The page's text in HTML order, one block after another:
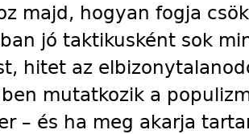
majd, hogyan fogja
jó taktikusként sok
hitet az
mutatkozik a
– és ha meg akarja